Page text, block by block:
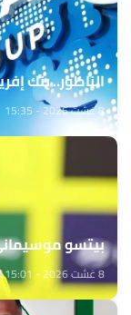
الناظور.. بنك
8 غشت 2026 - 15:35
بيتسو موسيماني
8 غشت 2026 - 15:01